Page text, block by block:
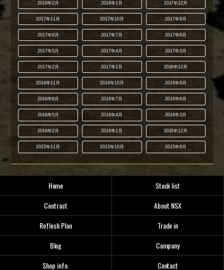
2018年2月 2018年1月 2017年12月
2017年11月 2017年10月 2017年9月
2017年8月 2017年7月 2017年6月
2017年5月 2017年4月 2017年3月
2017年2月 2017年1月 2016年12月
2016年11月 2016年10月 2016年9月
2016年8月 2016年7月 2016年6月
2016年5月 2016年4月 2016年3月
2016年2月 2016年1月 2015年12月
2015年11月 2015年10月 2015年9月
Home
Stock list
Contract
About NSX
Reflesh Plan
Trade in
Blog
Company
Shop info.
Contact